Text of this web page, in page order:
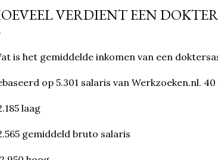
VERDIENT EEN
is het gemiddelde inkomen van een
op 5.301 salaris van Werkzoeken.nl.
laag
gemiddeld bruto salaris